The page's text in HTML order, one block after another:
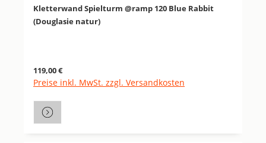
Kletterwand Spielturm @ramp 120 Blue Rabbit
(Douglasie natur)
Regulärer Preis:
119,00 €
Preise inkl. MwSt. zzgl. Versandkosten